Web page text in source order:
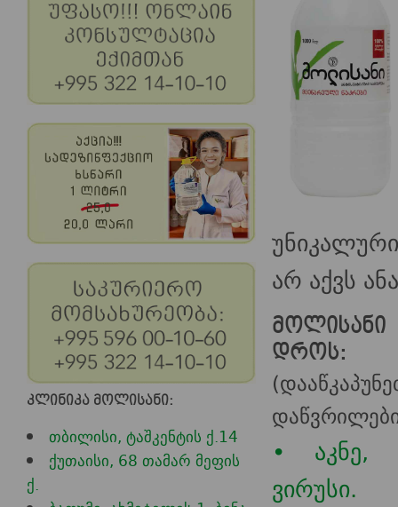
კლინიკა მოლისანი:
თბილისი, ტაშკენტის ქ.14
ქუთაისი, 68 თამარ მეფის
ქ.
არ აქვს
მოლისანი
დროს:
• აკნე,
ვირუსი.